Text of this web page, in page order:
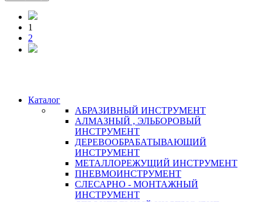
1
2
Каталог
АБРАЗИВНЫЙ ИНСТРУМЕНТ
АЛМАЗНЫЙ , ЭЛЬБОРОВЫЙ
ИНСТРУМЕНТ
ДЕРЕВООБРАБАТЫВАЮЩИЙ
ИНСТРУМЕНТ
МЕТАЛЛОРЕЖУЩИЙ ИНСТРУМЕНТ
ПНЕВМОИНСТРУМЕНТ
СЛЕСАРНО - МОНТАЖНЫЙ
ИНСТРУМЕНТ